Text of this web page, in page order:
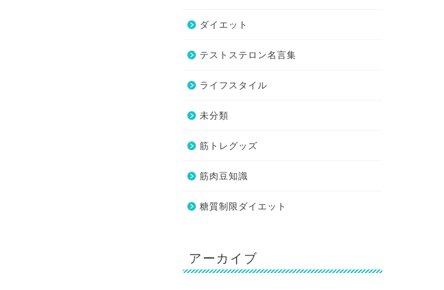
ダイエット
テストステロン名言集
ライフスタイル
未分類
筋トレグッズ
筋肉豆知識
糖質制限ダイエット
アーカイブ